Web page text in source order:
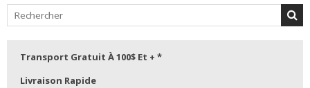
Transport Gratuit À 100$ Et + *
Livraison Rapide